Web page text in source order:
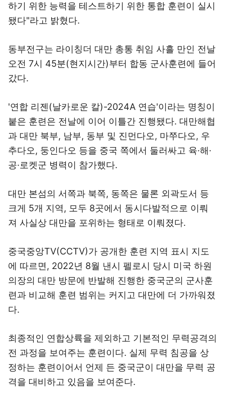
하기 위한 능력을 테스트하기 위한 통합 훈련이 실시
됐다"라고 밝혔다.
동부전구는 라이칭더 대만 총통 취임 사흘 만인 전날
오전 7시 45분(현지시간)부터 합동 군사훈련에 들어
갔다.
'연합 리젠(날카로운 칼)-2024A 연습'이라는 명칭이
붙은 훈련은 전날에 이어 이틀간 진행됐다. 대만해협
과 대만 북부, 남부, 동부 및 진먼다오, 마쭈다오, 우
추다오, 둥인다오 등을 중국 쪽에서 둘러싸고 육·해·
공·로켓군 병력이 참가했다.
대만 본섬의 서쪽과 북쪽, 동쪽은 물론 외곽도서 등
크게 5개 지역, 모두 8곳에서 동시다발적으로 이뤄
져 사실상 대만을 포위하는 형태로 이뤄졌다.
중국중앙TV(CCTV)가 공개한 훈련 지역 표시 지도
에 따르면, 2022년 8월 낸시 펠로시 당시 미국 하원
의장의 대만 방문에 반발해 진행한 중국군의 군사훈
련과 비교해 훈련 범위는 커지고 대만에 더 가까워졌
다.
최종적인 연합상륙을 제외하고 기본적인 무력공격의
전 과정을 보여주는 훈련이다. 실제 무력 침공을 상
정하는 훈련이어서 언제 든 중국군이 대만을 무력 공
격을 대비하고 있음을 보여준다.